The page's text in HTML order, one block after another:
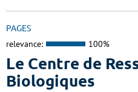
PAGES
relevance: 100%
Le Centre de
Biologiques